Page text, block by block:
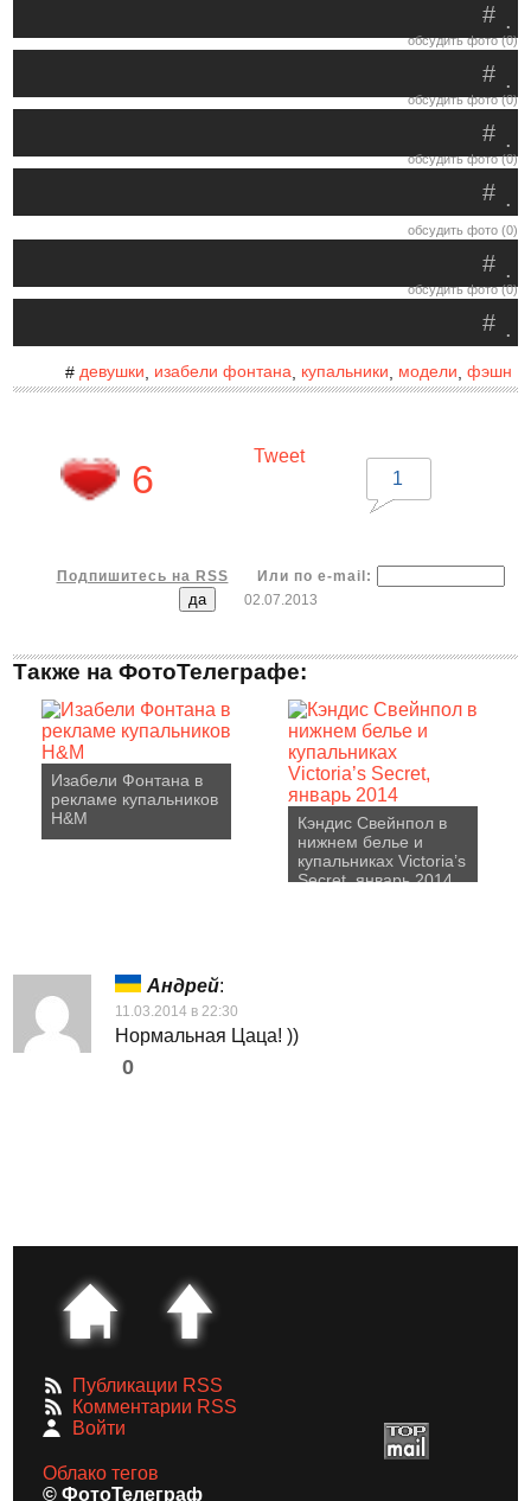
.
#
обсудить фото (0)
.
#
обсудить фото (0)
.
#
обсудить фото (0)
.
#
обсудить фото (0)
.
#
обсудить фото (0)
.
#
# девушки изабели фонтана, купальники модели фэшн
6
Tweet
1
Подпишитесь на RSS
Или по e-mail:
02.07.2013
Также на ФотоТелеграфе:
Изабели Фонтана в
рекламе купальников
H&M
Кэндис Свейнпол в
нижнем белье и
купальниках Victoria’s
Secret, январь 2014
Андрей:
11.03.2014 в 22:30
Нормальная Цаца! ))
0
Публикации RSS
Комментарии RSS
Войти
Облако тегов
© ФотоТелеграф